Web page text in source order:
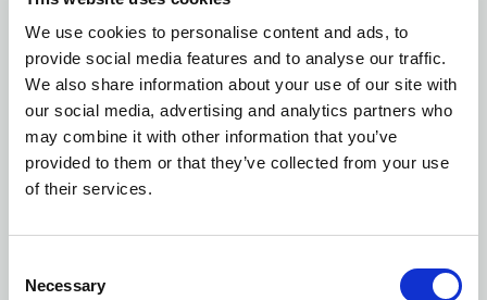
We use cookies to personalise content and ads, to
provide social media features and to analyse our traffic.
We also share information about your use of our site with
our social media, advertising and analytics partners who
may combine it with other information that you’ve
provided to them or that they’ve collected from your use
of their services.
Selection
Necessary
KOSZULA YELLOW BOW 50 S/S SLIM FIT | 2905022